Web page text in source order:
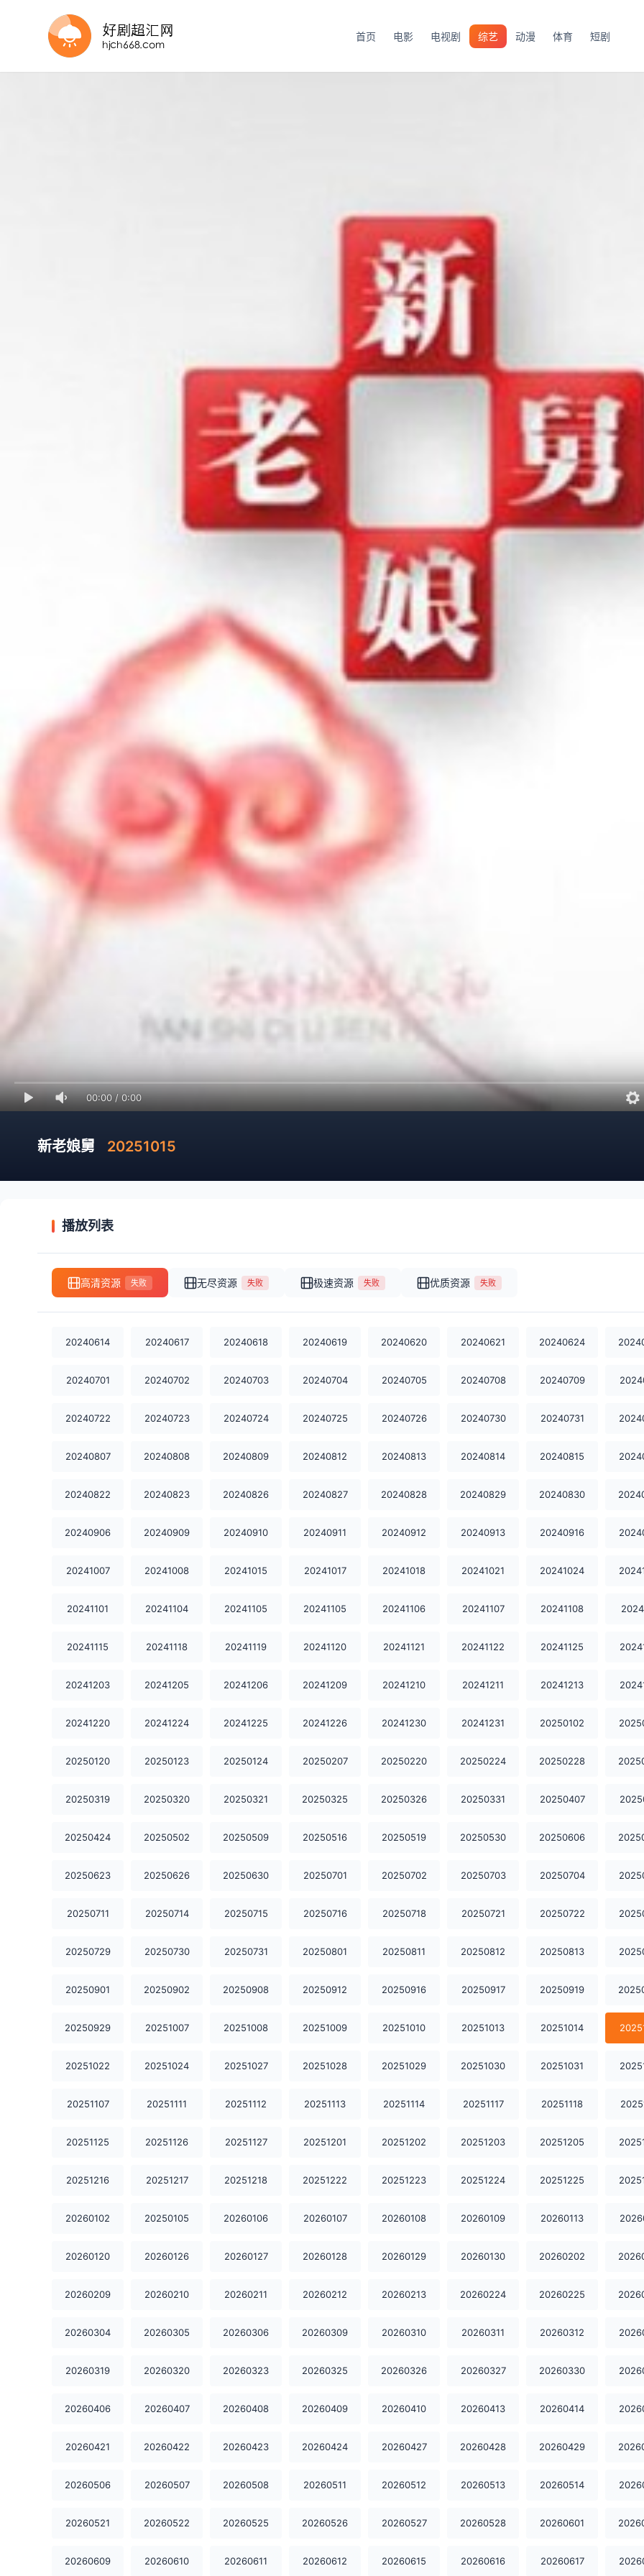
首页 电影 电视剧 综艺 动漫 体育 短剧
00:00 / 0:00
新老娘舅 20251015
播放列表
高清资源 失败 无尽资源 失败 极速资源 失败 优质资源 失败
20240614 20240617 20240618 20240619 20240620 20240621 20240624
20240701 20240702 20240703 20240704 20240705 20240708 20240709
20240722 20240723 20240724 20240725 20240726 20240730 20240731
20240807 20240808 20240809 20240812 20240813 20240814 20240815
20240822 20240823 20240826 20240827 20240828 20240829 20240830
20240906 20240909 20240910 20240911 20240912 20240913 20240916
20241007 20241008 20241015 20241017 20241018 20241021 20241024
20241101 20241104 20241105 20241105 20241106 20241107 20241108
20241115 20241118 20241119 20241120 20241121 20241122 20241125
20241203 20241205 20241206 20241209 20241210 20241211 20241213
20241220 20241224 20241225 20241226 20241230 20241231 20250102
20250120 20250123 20250124 20250207 20250220 20250224 20250228
20250319 20250320 20250321 20250325 20250326 20250331 20250407
20250424 20250502 20250509 20250516 20250519 20250530 20250606
20250623 20250626 20250630 20250701 20250702 20250703 20250704
20250711 20250714 20250715 20250716 20250718 20250721 20250722
20250729 20250730 20250731 20250801 20250811 20250812 20250813
20250901 20250902 20250908 20250912 20250916 20250917 20250919
20250929 20251007 20251008 20251009 20251010 20251013 20251014
20251022 20251024 20251027 20251028 20251029 20251030 20251031
20251107 20251111 20251112 20251113 20251114 20251117 20251118
20251125 20251126 20251127 20251201 20251202 20251203 20251205
20251216 20251217 20251218 20251222 20251223 20251224 20251225
20260102 20250105 20260106 20260107 20260108 20260109 20260113
20260120 20260126 20260127 20260128 20260129 20260130 20260202
20260209 20260210 20260211 20260212 20260213 20260224 20260225
20260304 20260305 20260306 20260309 20260310 20260311 20260312
20260319 20260320 20260323 20260325 20260326 20260327 20260330
20260406 20260407 20260408 20260409 20260410 20260413 20260414
20260421 20260422 20260423 20260424 20260427 20260428 20260429
20260506 20260507 20260508 20260511 20260512 20260513 20260514
20260521 20260522 20260525 20260526 20260527 20260528 20260601
20260609 20260610 20260611 20260612 20260615 20260616 20260617
更新至20260805期
更新至20260727期
山河铸碑，致敬独库筑路英雄
20260730第8期